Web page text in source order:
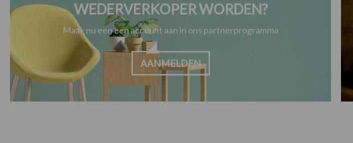
WEDERVERKOPER WORDEN?
Maak nu een een account aan in ons partnerprogramma
AANMELDEN